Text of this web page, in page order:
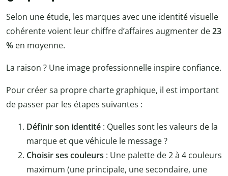
Selon une étude, les marques avec une identité visuelle
cohérente voient leur chiffre d’affaires augmenter de23
% en moyenne.
La raison ? Une image professionnelle inspire confiance.
Pour créer sa propre charte graphique, il est important
de passer par les étapes suivantes :
Définir son identité : Quelles sont les valeurs de la
marque et que véhicule le message ?
Choisir ses couleurs : Une palette de 2 à 4 couleurs
maximum (une principale, une secondaire, une